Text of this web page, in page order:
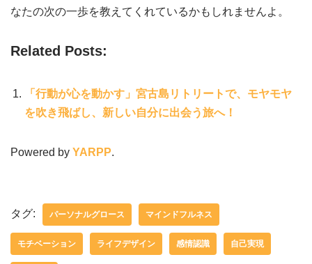
なたの次の一歩を教えてくれているかもしれませんよ。
Related Posts:
「行動が心を動かす」宮古島リトリートで、モヤモヤ
を吹き飛ばし、新しい自分に出会う旅へ！
Powered by YARPP.
タグ: パーソナルグロース マインドフルネス
モチベーション ライフデザイン 感情認識 自己実現